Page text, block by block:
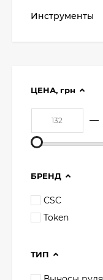
Инструменты
ЦЕНА, грн
—
БРЕНД
CSC
Token
ТИП